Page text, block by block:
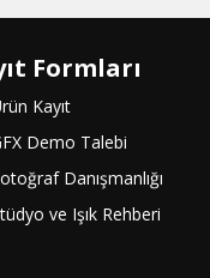
Formları
Kayıt
Demo Talebi
Danışmanlığı
ve Işık Rehberi